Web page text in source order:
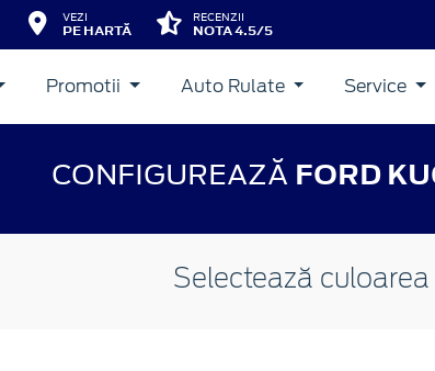
VEZI
PE HARTĂ
RECENZII
NOTA 4.5/5
Promotii Auto Rulate Service
CONFIGUREAZĂ FORD
Selectează culoarea